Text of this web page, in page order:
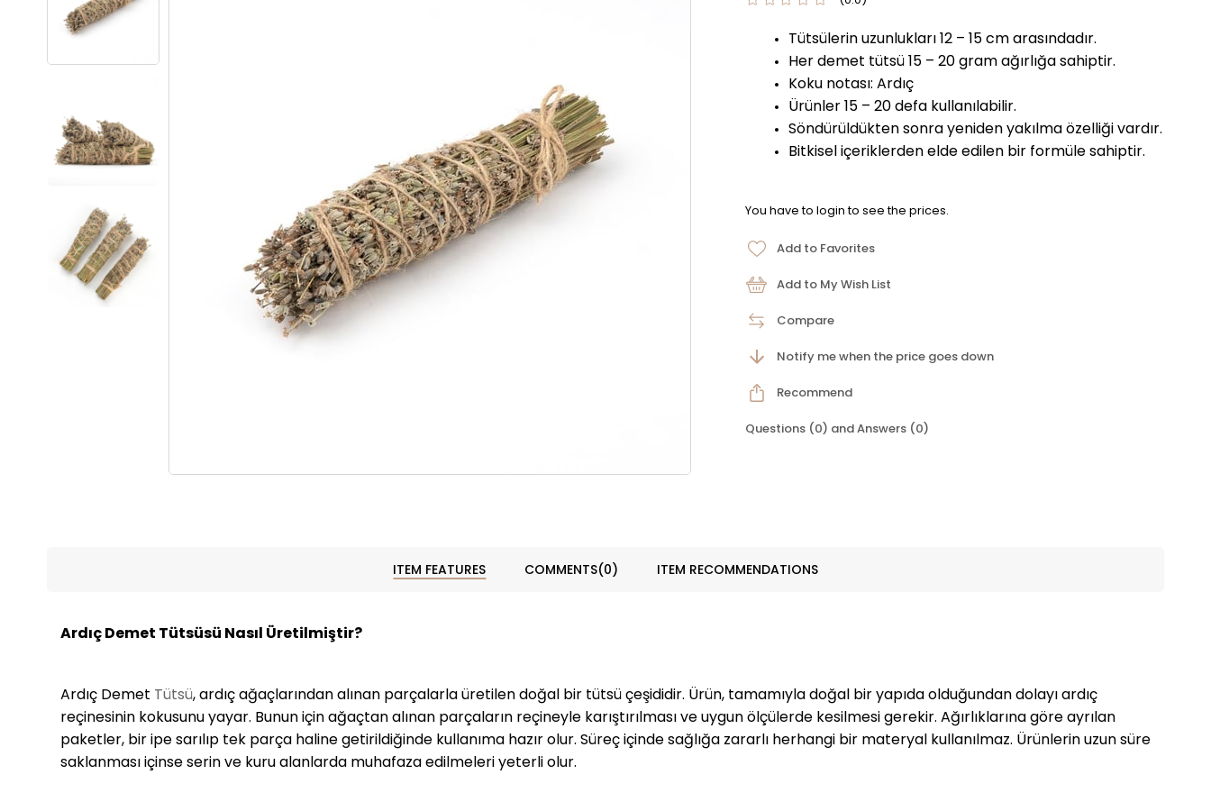
Tütsülerin uzunlukları 12 – 15 cm arasındadır.
Her demet tütsü 15 – 20 gram ağırlığa sahiptir.
Koku notası: Ardıç
Ürünler 15 – 20 defa kullanılabilir.
Söndürüldükten sonra yeniden yakılma özelliği vardır.
Bitkisel içeriklerden elde edilen bir formüle sahiptir.
You have to login to see the prices.
Add to Favorites
Add to My Wish List
Compare
Notify me when the price goes down
Recommend
Questions (0) and Answers (0)
ITEM FEATURES COMMENTS(0) ITEM RECOMMENDATIONS
Ardıç Demet Tütsüsü Nasıl Üretilmiştir?
Ardıç Demet Tütsü, ardıç ağaçlarından alınan parçalarla üretilen doğal bir tütsü çeşididir. Ürün, tamamıyla doğal bir yapıda olduğundan dolayı ardıç
reçinesinin kokusunu yayar. Bunun için ağaçtan alınan parçaların reçineyle karıştırılması ve uygun ölçülerde kesilmesi gerekir. Ağırlıklarına göre ayrılan
paketler, bir ipe sarılıp tek parça haline getirildiğinde kullanıma hazır olur. Süreç içinde sağlığa zararlı herhangi bir materyal kullanılmaz. Ürünlerin uzun süre
saklanması içinse serin ve kuru alanlarda muhafaza edilmeleri yeterli olur.